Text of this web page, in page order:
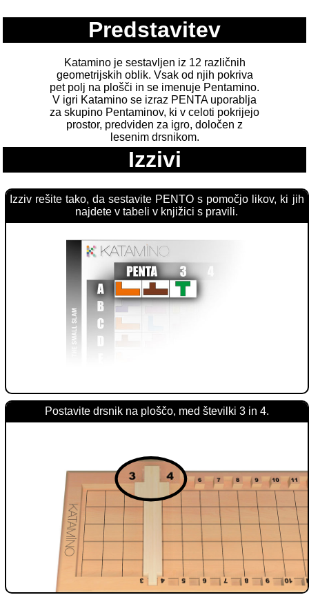
Predstavitev
Katamino je sestavljen iz 12 različnih
geometrijskih oblik. Vsak od njih pokriva
pet polj na plošči in se imenuje Pentamino.
V igri Katamino se izraz PENTA uporablja
za skupino Pentaminov, ki v celoti pokrijejo
prostor, predviden za igro, določen z
lesenim drsnikom.
Izzivi
Izziv rešite tako, da sestavite PENTO s pomočjo likov, ki jih
najdete v tabeli v knjižici s pravili.
Postavite drsnik na ploščo, med številki 3 in 4.